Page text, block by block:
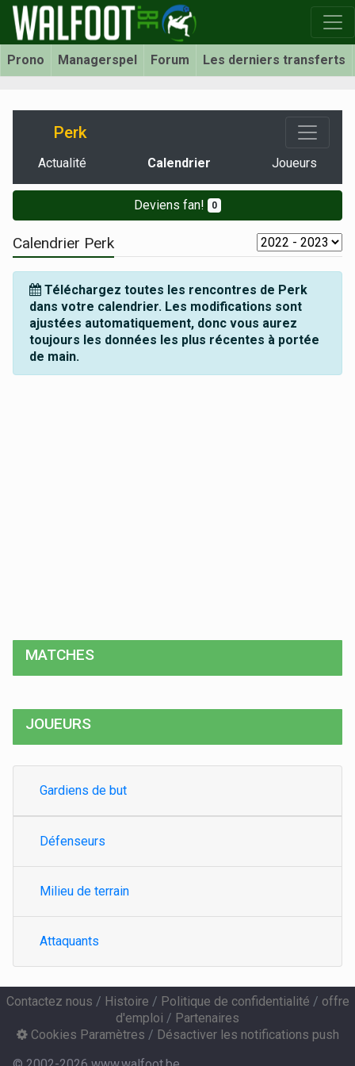
Prono Managerspel Forum Les derniers transferts
Perk
Actualité Calendrier Joueurs
Deviens fan! 0
Calendrier Perk
Téléchargez toutes les rencontres de Perk
dans votre calendrier. Les modifications sont
ajustées automatiquement, donc vous aurez
toujours les données les plus récentes à portée
de main.
MATCHES
JOUEURS
Gardiens de but
Défenseurs
Milieu de terrain
Attaquants
Contactez nous / Histoire / Politique de confidentialité / offre
d'emploi / Partenaires
Cookies Paramètres / Désactiver les notifications push